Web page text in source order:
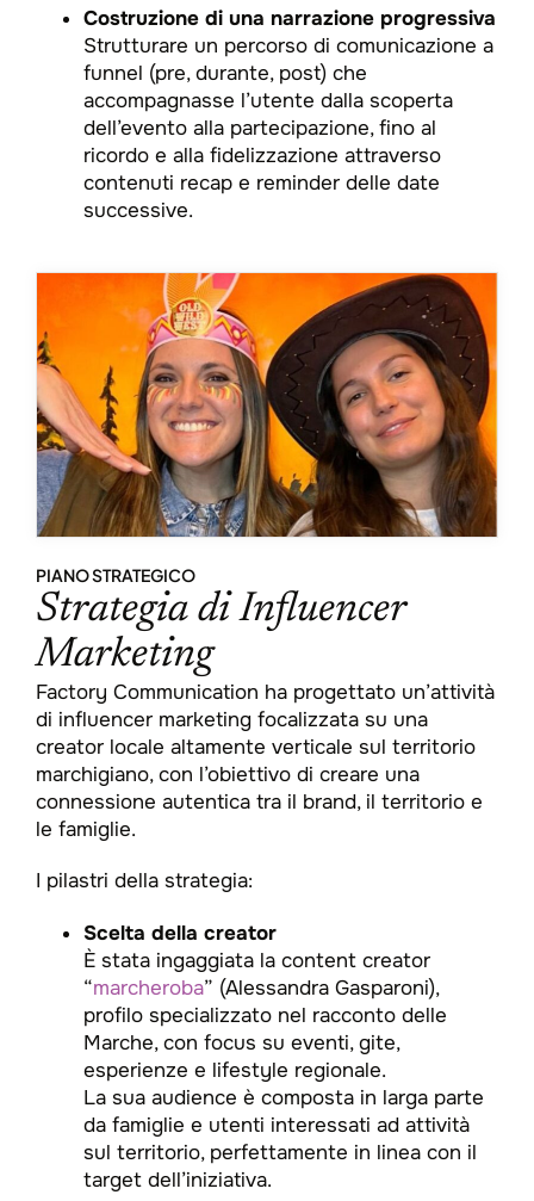
Costruzione di una narrazione progressiva
Strutturare un percorso di comunicazione a
funnel (pre, durante, post) che
accompagnasse l’utente dalla scoperta
dell’evento alla partecipazione, fino al
ricordo e alla fidelizzazione attraverso
contenuti recap e reminder delle date
successive.
PIANO STRATEGICO
Strategia di Influencer
Marketing
Factory Communication ha progettato un’attività
di influencer marketing focalizzata su una
creator locale altamente verticale sul territorio
marchigiano, con l’obiettivo di creare una
connessione autentica tra il brand, il territorio e
le famiglie.​
I pilastri della strategia:
Scelta della creator
È stata ingaggiata la content creator
“marcheroba” (Alessandra Gasparoni),
profilo specializzato nel racconto delle
Marche, con focus su eventi, gite,
esperienze e lifestyle regionale.​
La sua audience è composta in larga parte
da famiglie e utenti interessati ad attività
sul territorio, perfettamente in linea con il
target dell’iniziativa.